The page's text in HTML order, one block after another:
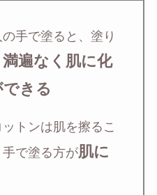
手で塗ると、塗り
満遍なく肌に化
きる
トンは肌を擦るこ
で塗る方が肌に